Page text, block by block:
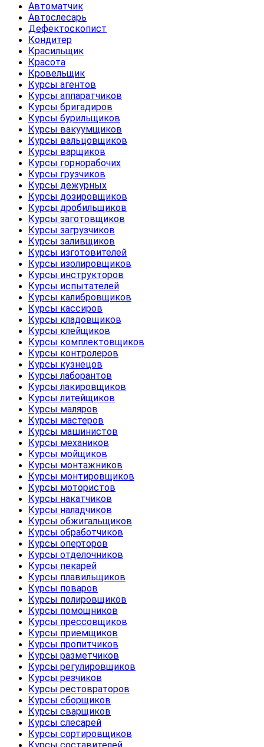
Автоматчик
Автослесарь
Дефектоскопист
Кондитер
Красильщик
Красота
Кровельщик
Курсы агентов
Курсы аппаратчиков
Курсы бригадиров
Курсы бурильщиков
Курсы вакуумщиков
Курсы вальцовщиков
Курсы варщиков
Курсы горнорабочих
Курсы грузчиков
Курсы дежурных
Курсы дозировщиков
Курсы дробильщиков
Курсы заготовщиков
Курсы загрузчиков
Курсы заливщиков
Курсы изготовителей
Курсы изолировщиков
Курсы инструкторов
Курсы испытателей
Курсы калибровщиков
Курсы кассиров
Курсы кладовщиков
Курсы клейщиков
Курсы комплектовщиков
Курсы контролеров
Курсы кузнецов
Курсы лаборантов
Курсы лакировщиков
Курсы литейщиков
Курсы маляров
Курсы мастеров
Курсы машинистов
Курсы механиков
Курсы мойщиков
Курсы монтажников
Курсы монтировщиков
Курсы мотористов
Курсы накатчиков
Курсы наладчиков
Курсы обжигальщиков
Курсы обработчиков
Курсы оперторов
Курсы отделочников
Курсы пекарей
Курсы плавильщиков
Курсы поваров
Курсы полировщиков
Курсы помощников
Курсы прессовщиков
Курсы приемщиков
Курсы пропитчиков
Курсы разметчиков
Курсы регулировщиков
Курсы резчиков
Курсы рестовраторов
Курсы сборщиков
Курсы сварщиков
Курсы слесарей
Курсы сортировщиков